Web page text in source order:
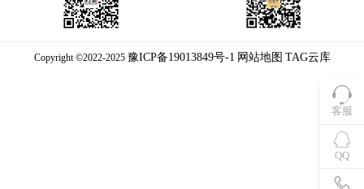
客服
QQ
Copyright ©2022-2025 豫ICP备19013849号-1 网站地图 TAG云库